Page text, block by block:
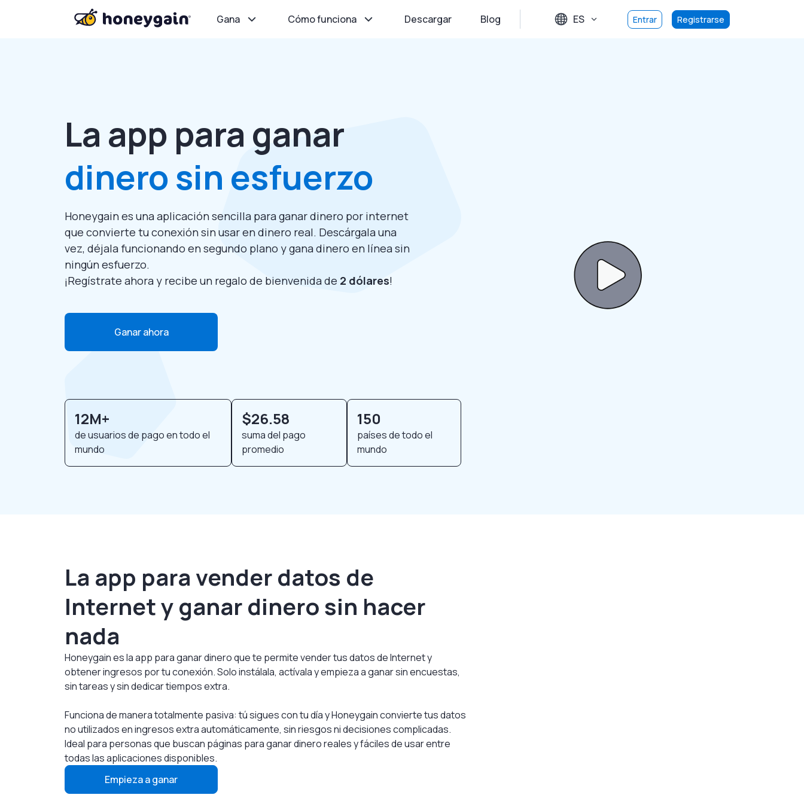
Gana Cómo funciona Descargar Blog ES Entrar Registrarse
La app para ganar
dinero sin esfuerzo
Honeygain es una aplicación sencilla para ganar dinero por internet
que convierte tu conexión sin usar en dinero real. Descárgala una
vez, déjala funcionando en segundo plano y gana dinero en línea sin
ningún esfuerzo.
¡Regístrate ahora y recibe un regalo de bienvenida de 2 dólares!
Ganar ahora
12M+
de usuarios de pago en todo el
mundo
$26.58
suma del pago
promedio
150
países de todo el
mundo
La app para vender datos de
Internet y ganar dinero sin hacer
nada
Honeygain es la app para ganar dinero que te permite vender tus datos de Internet y
obtener ingresos por tu conexión. Solo instálala, actívala y empieza a ganar sin encuestas,
sin tareas y sin dedicar tiempos extra.
Funciona de manera totalmente pasiva: tú sigues con tu día y Honeygain convierte tus datos
no utilizados en ingresos extra automáticamente, sin riesgos ni decisiones complicadas.
Ideal para personas que buscan páginas para ganar dinero reales y fáciles de usar entre
todas las aplicaciones disponibles.
Empieza a ganar